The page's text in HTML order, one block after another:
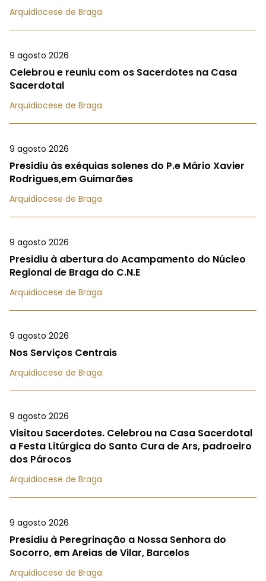
Arquidiocese de Braga
9 agosto 2026
Celebrou e reuniu com os Sacerdotes na Casa
Sacerdotal
Arquidiocese de Braga
9 agosto 2026
Presidiu às exéquias solenes do P.e Mário Xavier
Rodrigues,em Guimarães
Arquidiocese de Braga
9 agosto 2026
Presidiu à abertura do Acampamento do Núcleo
Regional de Braga do C.N.E
Arquidiocese de Braga
9 agosto 2026
Nos Serviços Centrais
Arquidiocese de Braga
9 agosto 2026
Visitou Sacerdotes. Celebrou na Casa Sacerdotal
a Festa Litúrgica do Santo Cura de Ars, padroeiro
dos Párocos
Arquidiocese de Braga
9 agosto 2026
Presidiu à Peregrinação a Nossa Senhora do
Socorro, em Areias de Vilar, Barcelos
Arquidiocese de Braga